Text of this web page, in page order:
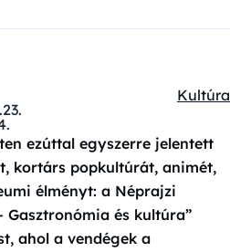
Kultúra
ezúttal egyszerre jelentett
kortárs popkultúrát, animét,
élményt: a Néprajzi
Gasztronómia és kultúra”
ahol a vendégek a